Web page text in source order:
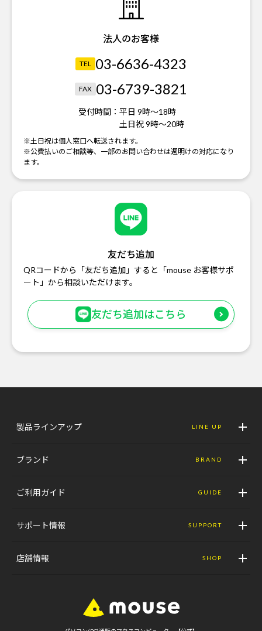
法人のお客様
TEL 03-6636-4323
FAX 03-6739-3821
受付時間： 平日 9時～18時
土日祝 9時～20時
※土日祝は個人窓口へ転送されます。
※公費払いのご相談等、一部のお問い合わせは週明けの対応になり
ます。
友だち追加
QRコードから「友だち追加」すると「mouse お客様サポ
ート」から相談いただけます。
友だち追加はこちら
製品ラインアップ LINE UP
ブランド BRAND
ご利用ガイド GUIDE
サポート情報 SUPPORT
店舗情報 SHOP